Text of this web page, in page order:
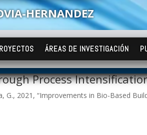
HERNANDEZ
ÁREAS DE INVESTIGACIÓN
Process
G., 2021, “Improvements in Bio-Based